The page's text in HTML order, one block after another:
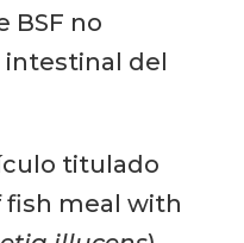
BSF no
del
titulado
fish meal with